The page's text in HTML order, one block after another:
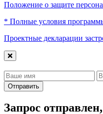
Положение о защите
* Полные условия
Проектные декларации
Отправить
Запрос отправлен,